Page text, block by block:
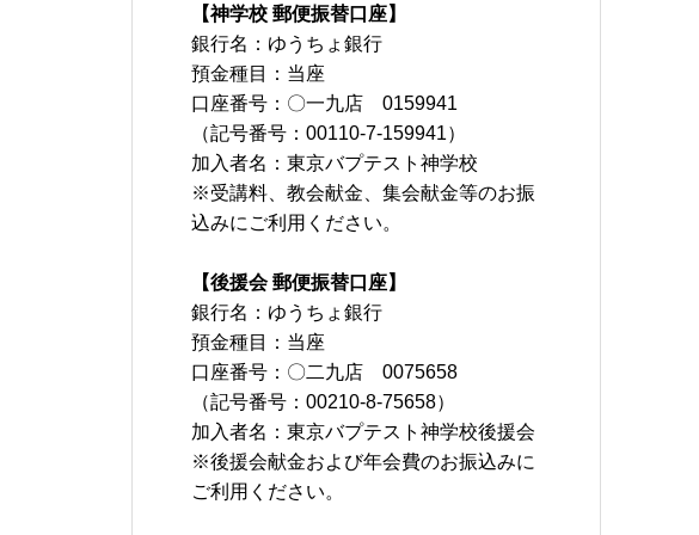
【神学校 郵便振替口座】
銀行名：ゆうちょ銀行
預金種目：当座
口座番号：〇一九店 0159941
（記号番号：00110-7-159941）
加入者名：東京バプテスト神学校
※受講料、教会献金、集会献金等のお振
込みにご利用ください。
【後援会 郵便振替口座】
銀行名：ゆうちょ銀行
預金種目：当座
口座番号：〇二九店 0075658
（記号番号：00210-8-75658）
加入者名：東京バプテスト神学校後援会
※後援会献金および年会費のお振込みに
ご利用ください。